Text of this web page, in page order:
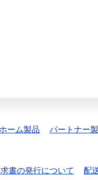
ーム製品 パートナー
書の発行について 配